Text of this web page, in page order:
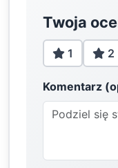
Twoja
1 2
Komentarz